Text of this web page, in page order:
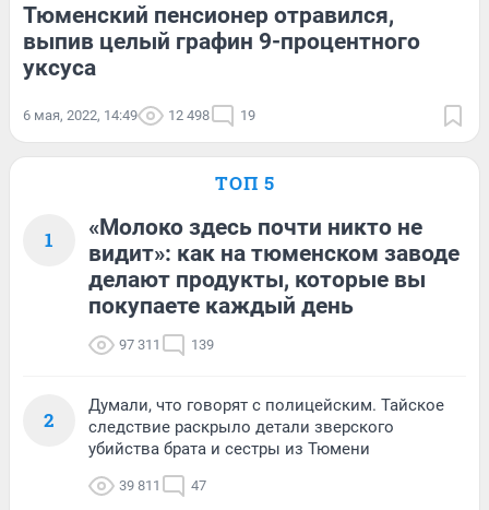
Тюменский пенсионер отравился,
выпив целый графин 9-процентного
уксуса
6 мая, 2022, 14:49 12 498 19
ТОП 5
1
«Молоко здесь почти никто не
видит»: как на тюменском заводе
делают продукты, которые вы
покупаете каждый день
97 311 139
2
Думали, что говорят с полицейским. Тайское
следствие раскрыло детали зверского
убийства брата и сестры из Тюмени
39 811 47